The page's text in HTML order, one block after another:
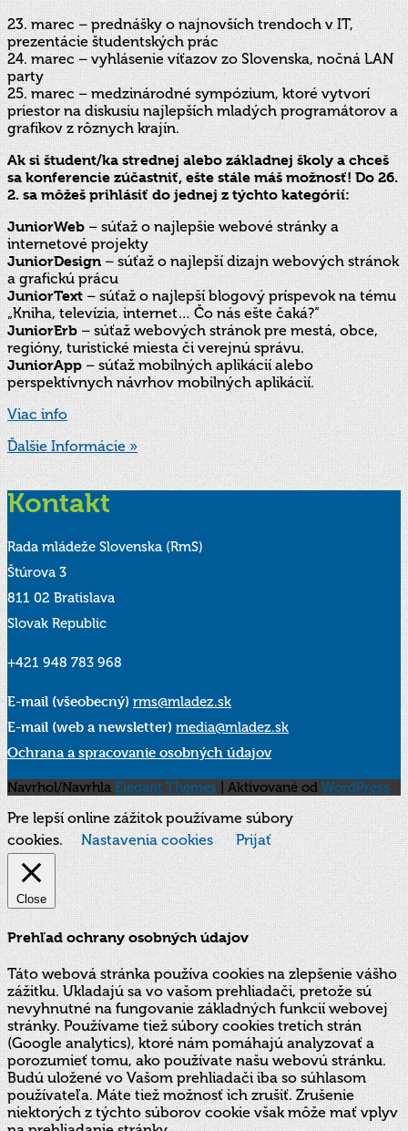
23. marec – prednášky o najnovších trendoch v IT,
prezentácie študentských prác
24. marec – vyhlásenie víťazov zo Slovenska, nočná LAN
party
25. marec – medzinárodné sympózium, ktoré vytvorí
priestor na diskusiu najlepších mladých programátorov a
grafikov z rôznych krajín.
Ak si študent/ka strednej alebo základnej školy a chceš
sa konferencie zúčastniť, ešte stále máš možnosť! Do 26.
2. sa môžeš prihlásiť do jednej z týchto kategórií:
JuniorWeb– súťaž o najlepšie webové stránky a
internetové projekty
JuniorDesign– súťaž o najlepší dizajn webových stránok
a grafickú prácu
JuniorText– súťaž o najlepší blogový príspevok na tému
„Kniha, televízia, internet… Čo nás ešte čaká?“
JuniorErb– súťaž webových stránok pre mestá, obce,
regióny, turistické miesta či verejnú správu.
JuniorApp– súťaž mobilných aplikácií alebo
perspektívnych návrhov mobilných aplikácií.
Viac info
Ďalšie Informácie »
Kontakt
Rada mládeže Slovenska (RmS)
Štúrova 3
811 02 Bratislava
Slovak Republic
+421 948 783 968
E-mail (všeobecný) rms@mladez.sk
E-mail (web a newsletter) media@mladez.sk
Ochrana a spracovanie osobných údajov
Navrhol/Navrhla Elegant Themes | Aktivované od WordPress
Pre lepší online zážitok používame súbory
cookies.
Nastavenia cookies Prijať
Close
Prehľad ochrany osobných údajov
Táto webová stránka používa cookies na zlepšenie vášho
zážitku. Ukladajú sa vo vašom prehliadači, pretože sú
nevyhnutné na fungovanie základných funkcií webovej
stránky. Používame tiež súbory cookies tretích strán
(Google analytics), ktoré nám pomáhajú analyzovať a
porozumieť tomu, ako používate našu webovú stránku.
Budú uložené vo Vašom prehliadači iba so súhlasom
používateľa. Máte tiež možnosť ich zrušiť. Zrušenie
niektorých z týchto súborov cookie však môže mať vplyv